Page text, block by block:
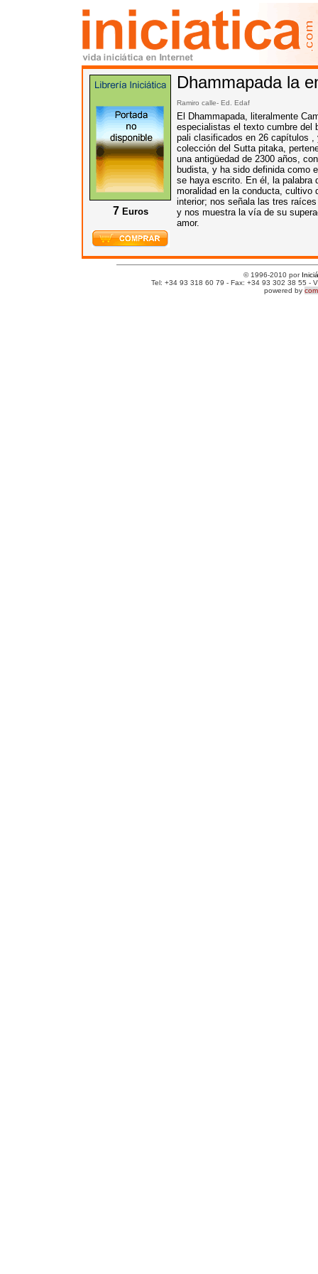
7 Euros
Dhammapada la
Ramiro calle- Ed. Edaf
El Dhammapada, literalmente
especialistas el texto cumbre del
pali clasificados en 26 capítulos
colección del Sutta pitaka,
una antigüedad de 2300 años,
budista, y ha sido definida como
se haya escrito. En él, la palabra
moralidad en la conducta, cultivo
interior; nos señala las tres
y nos muestra la vía de su
amor.
© 1996-2010 por
Tel: +34 93 318 60 79 - Fax: +34 93 302 38 55 -
powered by